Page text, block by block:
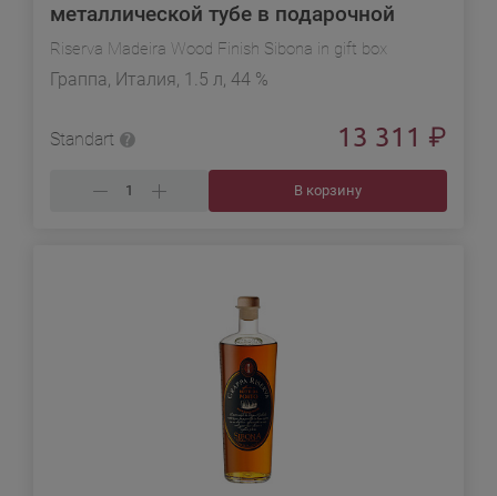
металлической тубе в подарочной
упаковке
Riserva Madeira Wood Finish Sibona in gift box
Граппа, Италия, 1.5 л, 44 %
Standart 13 311 ₽
В корзину